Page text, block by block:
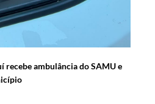
recebe ambulância do SAMU e